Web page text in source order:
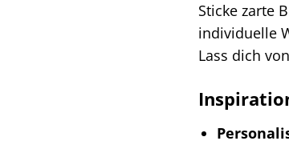
Sticke zarte
individuelle
Lass dich